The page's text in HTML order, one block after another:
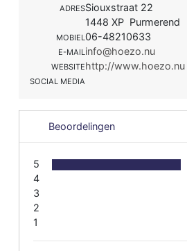
ADRESSiouxstraat 22
1448 XP Purmerend
MOBIEL06-48210633
E-MAILinfo@hoezo.nu
WEBSITEhttp://www.hoezo.nu
SOCIAL MEDIA
Beoordelingen
5
4
3
2
1